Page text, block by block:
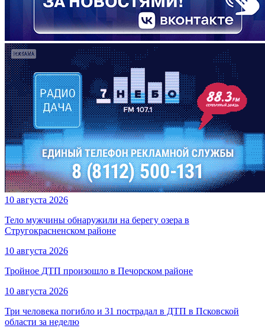
10 августа 2026
Тело мужчины обнаружили на берегу озера в
Стругокрасненском районе
10 августа 2026
Тройное ДТП произошло в Печорском районе
10 августа 2026
Три человека погибло и 31 пострадал в ДТП в Псковской
области за неделю